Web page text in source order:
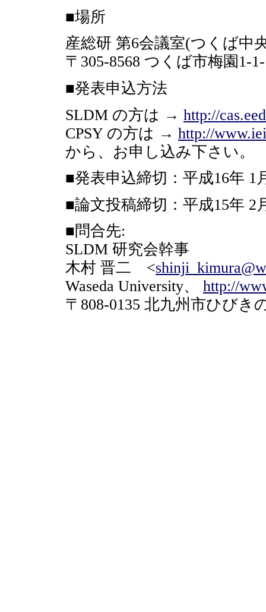
■場所
産総研 第6会議室(つくば中
〒305-8568 つくば市梅園1-
■発表申込方法
SLDM の方は → http://
CPSY の方は → http://
から、お申し込み下さい。
■発表申込締切：平成16年 1
■論文投稿締切：平成15年 2
■問合先:
SLDM 研究会幹事
木村 晋二 <
Waseda University、 http://
〒808-0135 北九州市ひびき